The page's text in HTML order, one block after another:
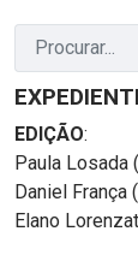
EDIÇÃO:
Paula Losada
Daniel França
Elano